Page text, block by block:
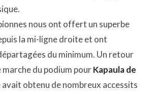
nous ont offert un superbe
la mi-ligne droite et ont
du minimum. Un retour
marche du podium pourKapaula de
avait obtenu de nombreux accessits